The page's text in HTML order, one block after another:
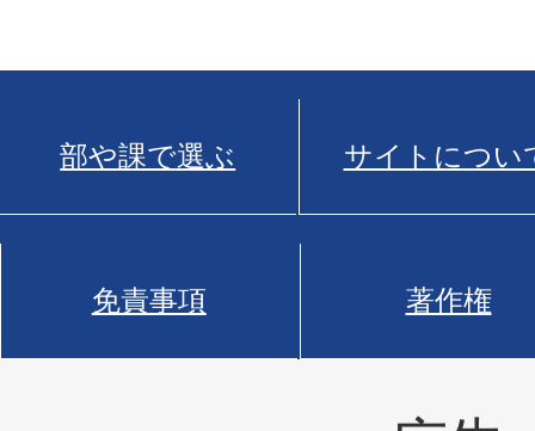
部や課で選ぶ サイトについ
免責事項 著作権